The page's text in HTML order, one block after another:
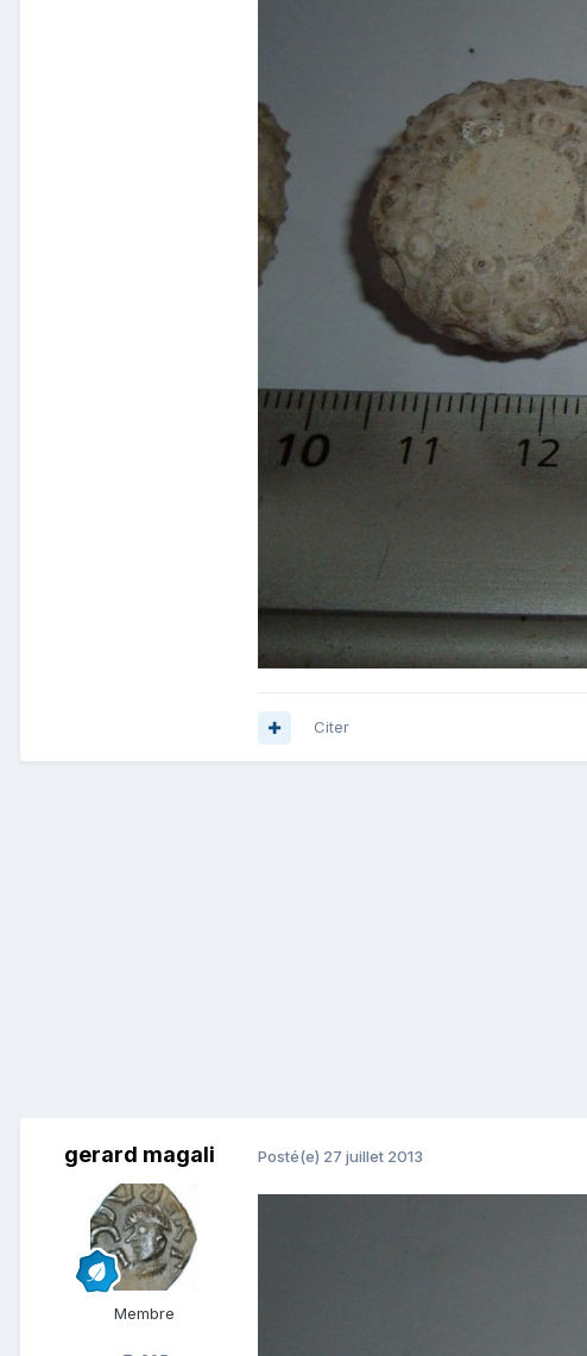
Citer
gerard magali
Membre
Posté(e) 27 juillet 2013